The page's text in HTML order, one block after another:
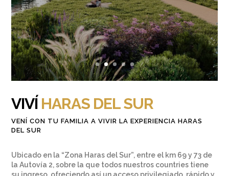
VIVÍ HARAS DEL SUR
VENÍ CON TU FAMILIA A VIVIR LA EXPERIENCIA HARAS
DEL SUR
Ubicado en la “Zona Haras del Sur”, entre el km 69 y 73 de
la Autovía 2, sobre la que todos nuestros countries tiene